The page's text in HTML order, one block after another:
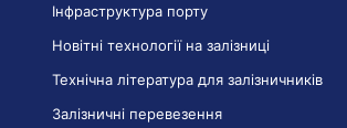
Інфраструктура порту
Новітні технології на залізниці
Технічна література для залізничників
Залізничні перевезення